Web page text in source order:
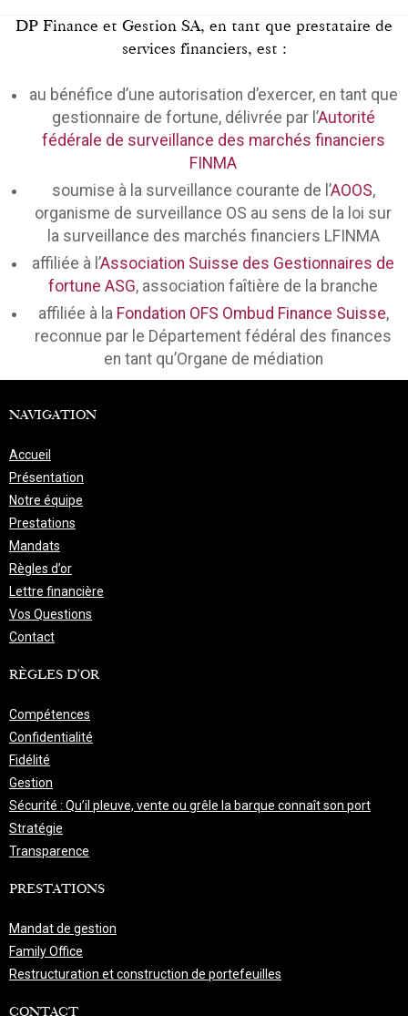
DP Finance et Gestion SA, en tant que prestataire de
services financiers, est :
au bénéfice d’une autorisation d’exercer, en tant que
gestionnaire de fortune, délivrée par l’Autorité
fédérale de surveillance des marchés financiers
FINMA
soumise à la surveillance courante de l’AOOS,
organisme de surveillance OS au sens de la loi sur
la surveillance des marchés financiers LFINMA
affiliée à l’Association Suisse des Gestionnaires de
fortune ASG, association faîtière de la branche
affiliée à la Fondation OFS Ombud Finance Suisse,
reconnue par le Département fédéral des finances
en tant qu’Organe de médiation
NAVIGATION
Accueil
Présentation
Notre équipe
Prestations
Mandats
Règles d’or
Lettre financière
Vos Questions
Contact
RÈGLES D'OR
Compétences
Confidentialité
Fidélité
Gestion
Sécurité : Qu’il pleuve, vente ou grêle la barque connaît son port
Stratégie
Transparence
PRESTATIONS
Mandat de gestion
Family Office
Restructuration et construction de portefeuilles
CONTACT